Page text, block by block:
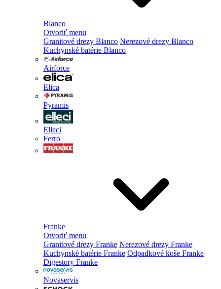
Blanco
Otvoriť menu
Granitové drezy Blanco Nerezové drezy Blanco
Kuchynské batérie Blanco
Airforce
Elica
Pyramis
Elleci
Ferro
Franke
Otvoriť menu
Granitové drezy Franke Nerezové drezy Franke
Kuchynské batérie Franke Odpadkové koše Franke
Digestory Franke
Novaservis